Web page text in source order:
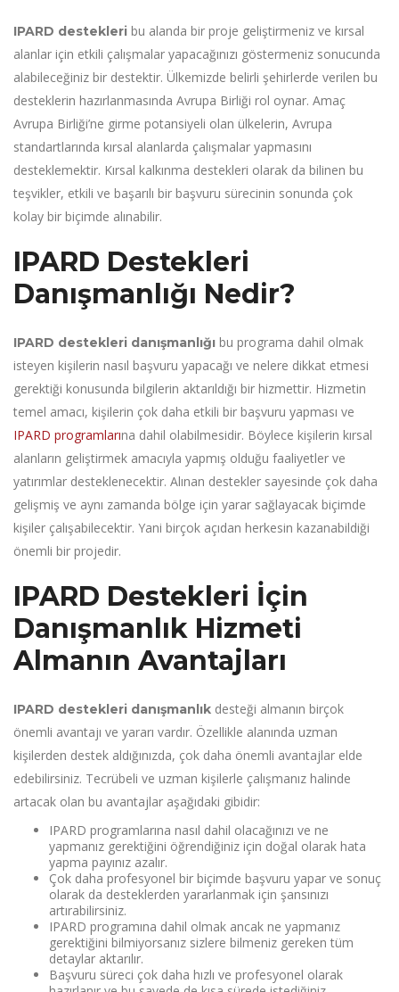
IPARD destekleri bu alanda bir proje geliştirmeniz ve kırsal
alanlar için etkili çalışmalar yapacağınızı göstermeniz sonucunda
alabileceğiniz bir destektir. Ülkemizde belirli şehirlerde verilen bu
desteklerin hazırlanmasında Avrupa Birliği rol oynar. Amaç
Avrupa Birliği’ne girme potansiyeli olan ülkelerin, Avrupa
standartlarında kırsal alanlarda çalışmalar yapmasını
desteklemektir. Kırsal kalkınma destekleri olarak da bilinen bu
teşvikler, etkili ve başarılı bir başvuru sürecinin sonunda çok
kolay bir biçimde alınabilir.
IPARD Destekleri
Danışmanlığı Nedir?
IPARD destekleri danışmanlığı bu programa dahil olmak
isteyen kişilerin nasıl başvuru yapacağı ve nelere dikkat etmesi
gerektiği konusunda bilgilerin aktarıldığı bir hizmettir. Hizmetin
temel amacı, kişilerin çok daha etkili bir başvuru yapması ve
IPARD programlarına dahil olabilmesidir. Böylece kişilerin kırsal
alanların geliştirmek amacıyla yapmış olduğu faaliyetler ve
yatırımlar desteklenecektir. Alınan destekler sayesinde çok daha
gelişmiş ve aynı zamanda bölge için yarar sağlayacak biçimde
kişiler çalışabilecektir. Yani birçok açıdan herkesin kazanabildiği
önemli bir projedir.
IPARD Destekleri İçin
Danışmanlık Hizmeti
Almanın Avantajları
IPARD destekleri danışmanlık desteği almanın birçok
önemli avantajı ve yararı vardır. Özellikle alanında uzman
kişilerden destek aldığınızda, çok daha önemli avantajlar elde
edebilirsiniz. Tecrübeli ve uzman kişilerle çalışmanız halinde
artacak olan bu avantajlar aşağıdaki gibidir:
IPARD programlarına nasıl dahil olacağınızı ve ne
yapmanız gerektiğini öğrendiğiniz için doğal olarak hata
yapma payınız azalır.
Çok daha profesyonel bir biçimde başvuru yapar ve sonuç
olarak da desteklerden yararlanmak için şansınızı
artırabilirsiniz.
IPARD programına dahil olmak ancak ne yapmanız
gerektiğini bilmiyorsanız sizlere bilmeniz gereken tüm
detaylar aktarılır.
Başvuru süreci çok daha hızlı ve profesyonel olarak